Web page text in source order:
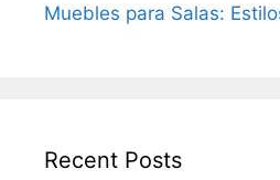
Muebles para Salas:
Recent Posts